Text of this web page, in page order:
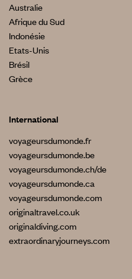
Australie
Afrique du Sud
Indonésie
Etats-Unis
Brésil
Grèce
International
voyageursdumonde.fr
voyageursdumonde.be
voyageursdumonde.ch/de
voyageursdumonde.ca
voyageursdumonde.com
originaltravel.co.uk
originaldiving.com
extraordinaryjourneys.com